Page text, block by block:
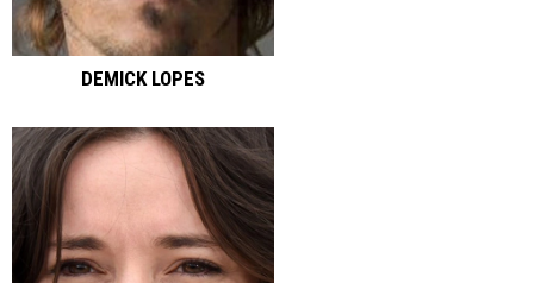
DEMICK LOPES